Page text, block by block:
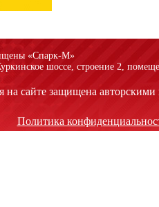
«Спарк-M»
шоссе, строение 2,
на сайте защищена
Политика